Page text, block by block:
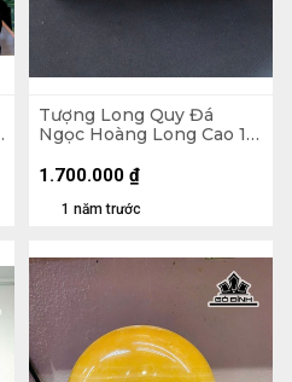
Tượng Long Quy Đá
Ngọc Hoàng Long Cao 16
2,25kg
1 năm trước
1.700.000 ₫